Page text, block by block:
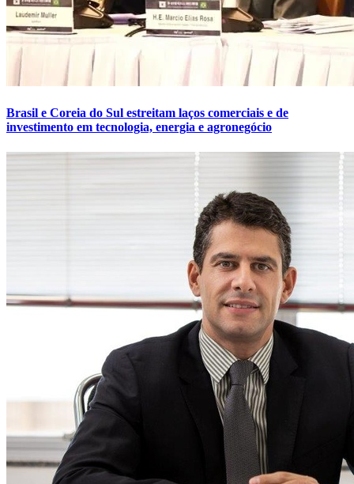
Brasil e Coreia do Sul estreitam laços comerciais e de
investimento em tecnologia, energia e agronegócio